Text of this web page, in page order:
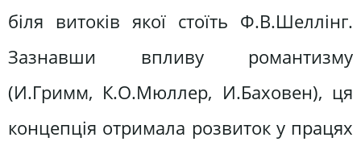
біля витоків якої стоїть Ф.В.Шеллінг.
Зазнавши впливу романтизму
(И.Гримм, К.О.Мюллер, И.Баховен), ця
концепція отримала розвиток у працях